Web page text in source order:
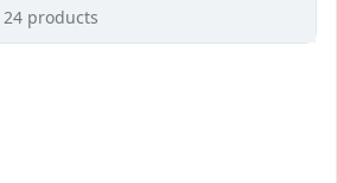
24 products